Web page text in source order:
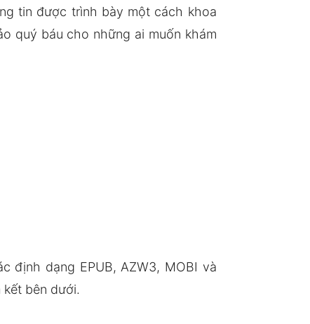
tin được trình bày một cách khoa
quý báu cho những ai muốn khám
định dạng EPUB, AZW3, MOBI và
bên dưới.